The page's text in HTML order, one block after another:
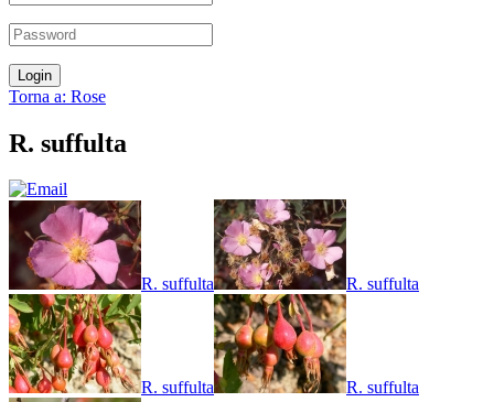
Torna a: Rose
R. suffulta
R. suffulta R. suffulta
R. suffulta R. suffulta